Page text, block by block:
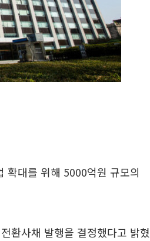
확대를 위해 5000억원 규모의
환사채 발행을 결정했다고 밝혔